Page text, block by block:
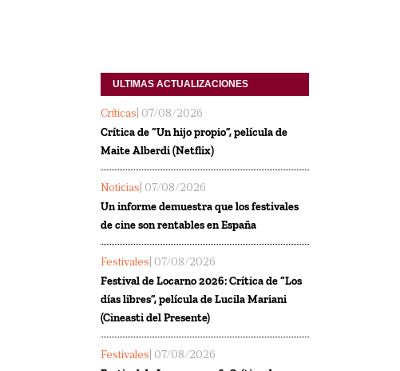
ULTIMAS ACTUALIZACIONES
Críticas | 07/08/2026
Crítica de “Un hijo propio”, película de
Maite Alberdi (Netflix)
Noticias | 07/08/2026
Un informe demuestra que los festivales
de cine son rentables en España
Festivales | 07/08/2026
Festival de Locarno 2026: Crítica de “Los
días libres”, película de Lucila Mariani
(Cineasti del Presente)
Festivales | 07/08/2026